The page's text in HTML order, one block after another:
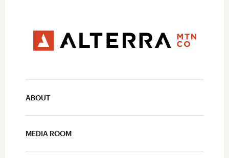
ABOUT
MEDIA ROOM